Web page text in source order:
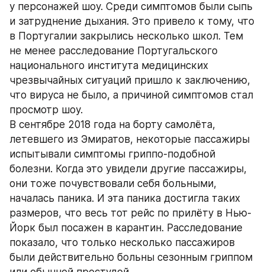
у персонажей шоу. Среди симптомов были сыпь
и затруднение дыхания. Это привело к тому, что
в Португалии закрылись несколько школ. Тем
не менее расследование Португальского
национального института медицинских
чрезвычайных ситуаций пришло к заключению,
что вируса не было, а причиной симптомов стал
просмотр шоу.
В сентябре 2018 года на борту самолёта,
летевшего из Эмиратов, некоторые пассажиры
испытывали симптомы гриппо-подобной
болезни. Когда это увидели другие пассажиры,
они тоже почувствовали себя больными,
началась паника. И эта паника достигла таких
размеров, что весь тот рейс по прилёту в Нью-
Йорк был посажен в карантин. Расследование
показало, что только несколько пассажиров
были действительно больны сезонным гриппом